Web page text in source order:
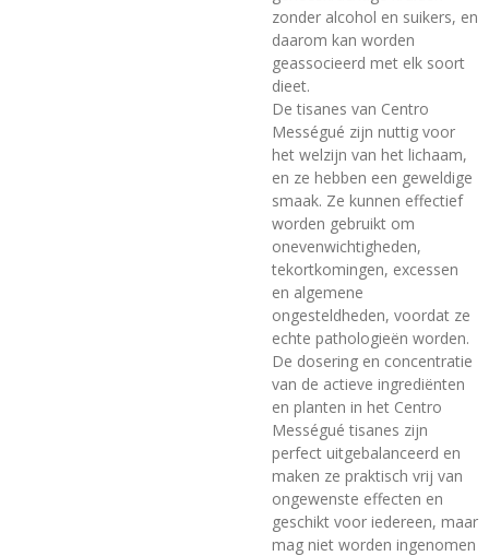
zonder alcohol en suikers, en
daarom kan worden
geassocieerd met elk soort
dieet.
De tisanes van Centro
Mességué zijn nuttig voor
het welzijn van het lichaam,
en ze hebben een geweldige
smaak. Ze kunnen effectief
worden gebruikt om
onevenwichtigheden,
tekortkomingen, excessen
en algemene
ongesteldheden, voordat ze
echte pathologieën worden.
De dosering en concentratie
van de actieve ingrediënten
en planten in het Centro
Mességué tisanes zijn
perfect uitgebalanceerd en
maken ze praktisch vrij van
ongewenste effecten en
geschikt voor iedereen, maar
mag niet worden ingenomen